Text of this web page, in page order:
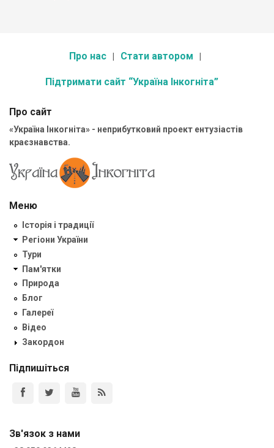
Про нас Стати автором
Підтримати сайт “Україна Інкогніта”
Про сайт
«Україна Інкогніта» - неприбутковий проект ентузіастів
краєзнавства.
Меню
Історія і традиції
Регіони України
Тури
Пам'ятки
Природа
Блог
Галереї
Відео
Закордон
Підпишіться
Зв'язок з нами